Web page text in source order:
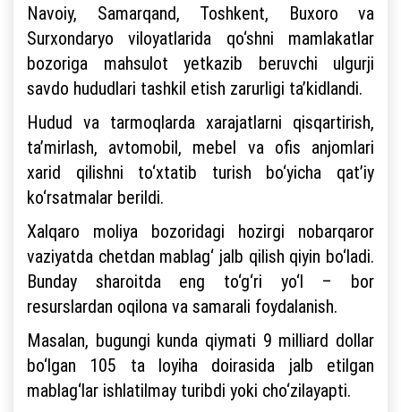
Navoiy, Samarqand, Toshkent, Buxoro va
Surxondaryo viloyatlarida qo‘shni mamlakatlar
bozoriga mahsulot yetkazib beruvchi ulgurji
savdo hududlari tashkil etish zarurligi ta’kidlandi.
Hudud va tarmoqlarda xarajatlarni qisqartirish,
ta’mirlash, avtomobil, mebel va ofis anjomlari
xarid qilishni to‘xtatib turish bo‘yicha qat’iy
ko‘rsatmalar berildi.
Xalqaro moliya bozoridagi hozirgi nobarqaror
vaziyatda chetdan mablag‘ jalb qilish qiyin bo‘ladi.
Bunday sharoitda eng to‘g‘ri yo‘l – bor
resurslardan oqilona va samarali foydalanish.
Masalan, bugungi kunda qiymati 9 milliard dollar
bo‘lgan 105 ta loyiha doirasida jalb etilgan
mablag‘lar ishlatilmay turibdi yoki cho‘zilayapti.